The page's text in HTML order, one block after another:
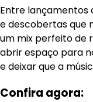
Entre lançamentos
e descobertas que
um mix perfeito de
abrir espaço para
e deixar que a
Confira agora: